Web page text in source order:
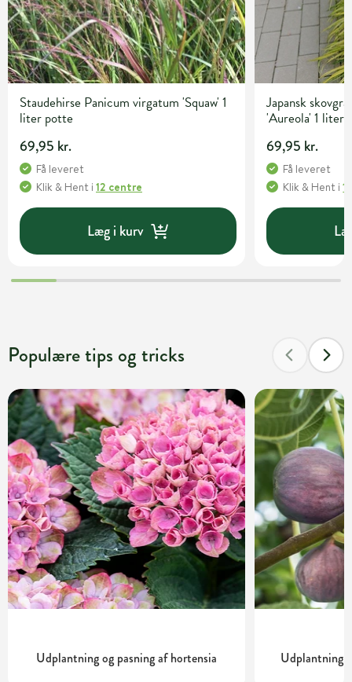
Staudehirse Panicum virgatum 'Squaw' 1
liter potte
69,95 kr.
Få leveret
Klik & Hent i 12 centre
Læg i kurv
Japansk
'Aureola' 1 liter
69,95 kr.
Få leveret
Klik & Hent i
Populære tips og tricks
Udplantning og pasning af hortensia Udplantning